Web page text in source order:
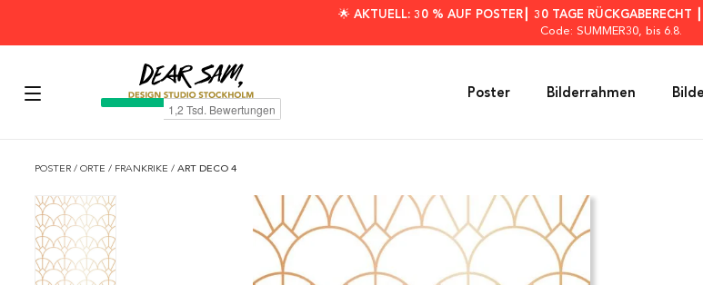
🌟 AKTUELL: 30 % AUF POSTER┃ 30 TAGE RÜCKGABERECHT
Code: SUMMER30, bis 6.8.
Poster Bilderrahmen
POSTER / ORTE / FRANKRIKE / ART DECO 4